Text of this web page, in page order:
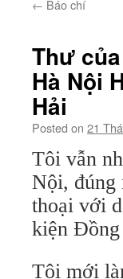
← Báo chí
Thư
Hà Nội
Hải
Posted on 21
Tôi vẫn
Nội, đúng
thoại với
kiện Đồng
Tôi mới